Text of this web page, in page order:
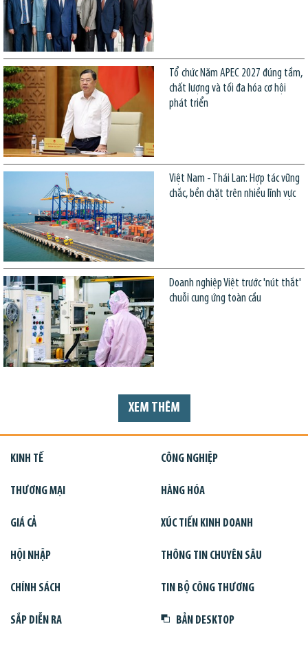
Tổ chức Năm APEC 2027 đúng tầm,
chất lượng và tối đa hóa cơ hội
phát triển
Việt Nam - Thái Lan: Hợp tác vững
chắc, bền chặt trên nhiều lĩnh vực
Doanh nghiệp Việt trước 'nút thắt'
chuỗi cung ứng toàn cầu
XEM THÊM
KINH TẾ CÔNG NGHIỆP
THƯƠNG MẠI HÀNG HÓA
GIÁ CẢ XÚC TIẾN KINH DOANH
HỘI NHẬP THÔNG TIN CHUYÊN SÂU
CHÍNH SÁCH TIN BỘ CÔNG THƯƠNG
SẮP DIỄN RA BẢN DESKTOP